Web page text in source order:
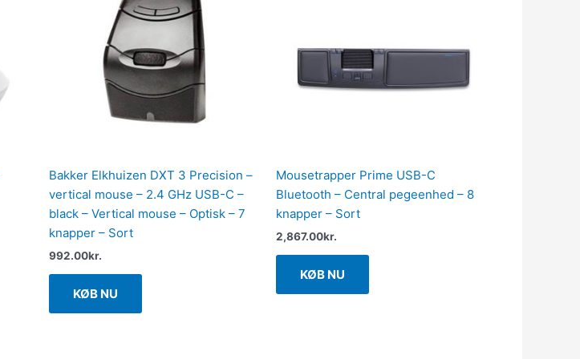
Bakker Elkhuizen DXT 3 Precision –
vertical mouse – 2.4 GHz USB-C –
black – Vertical mouse – Optisk – 7
knapper – Sort
992.00kr.
KØB NU
Mousetrapper Prime USB-C
Bluetooth – Central pegeenhed – 8
knapper – Sort
2,867.00kr.
KØB NU